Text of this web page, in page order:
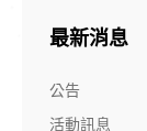
最新消息
公告
活動訊息